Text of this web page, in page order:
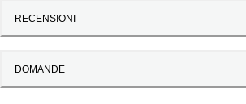
RECENSIONI
DOMANDE